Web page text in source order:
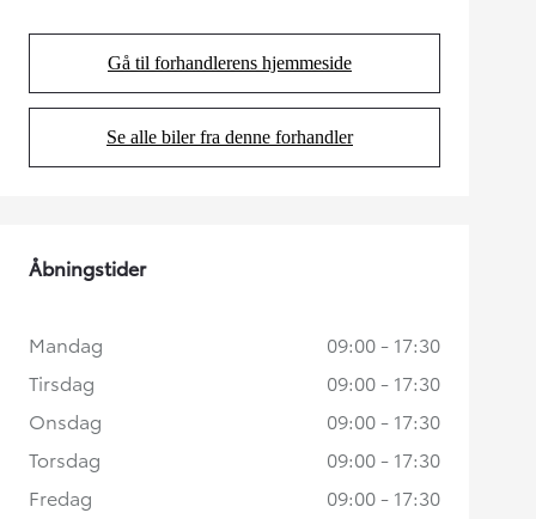
Gå til forhandlerens hjemmeside
(Opens in new tab)
Se alle biler fra denne forhandler
(Opens in new tab)
Åbningstider
Mandag
09:00 - 17:30
Tirsdag
09:00 - 17:30
Onsdag
09:00 - 17:30
Torsdag
09:00 - 17:30
Fredag
09:00 - 17:30